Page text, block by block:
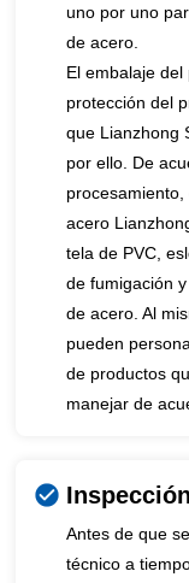
uno por uno
de acero.
El embalaje
protección del
que Lianzhong
por ello. De
acero
tela de PVC,
de fumigación
de acero. Al
pueden
de productos
manejar de
Antes de que
técnico a